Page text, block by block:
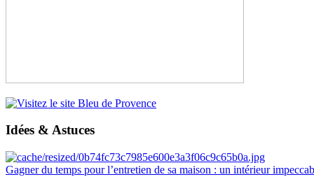
Idées & Astuces
Gagner du temps pour l’entretien de sa maison : un intérieur